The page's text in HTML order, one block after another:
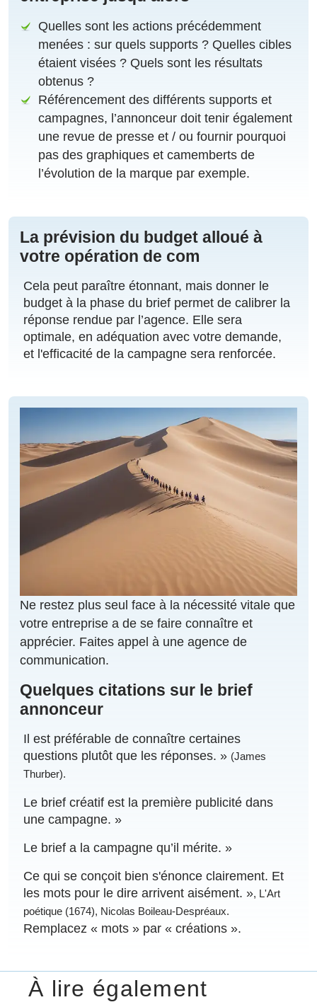
Quelles sont les actions précédemment
menées : sur quels supports ? Quelles cibles
étaient visées ? Quels sont les résultats
obtenus ?
Référencement des différents supports et
campagnes, l’annonceur doit tenir également
une revue de presse et / ou fournir pourquoi
pas des graphiques et camemberts de
l’évolution de la marque par exemple.
La prévision du budget alloué à
votre opération de com
Cela peut paraître étonnant, mais donner le
budget à la phase du brief permet de calibrer la
réponse rendue par l’agence. Elle sera
optimale, en adéquation avec votre demande,
et l'efficacité de la campagne sera renforcée.
Ne restez plus seul face à la nécessité vitale que
votre entreprise a de se faire connaître et
apprécier. Faites appel à une agence de
communication.
Quelques citations sur le brief
annonceur
Il est préférable de connaître certaines
questions plutôt que les réponses. » (James
Thurber).
Le brief créatif est la première publicité dans
une campagne. »
Le brief a la campagne qu’il mérite. »
Ce qui se conçoit bien s'énonce clairement. Et
les mots pour le dire arrivent aisément. », L'Art
poétique (1674), Nicolas Boileau-Despréaux.
Remplacez « mots » par « créations ».